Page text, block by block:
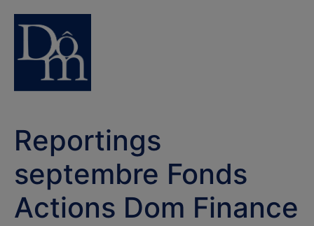
Reportings
septembre Fonds
Actions Dom Finance